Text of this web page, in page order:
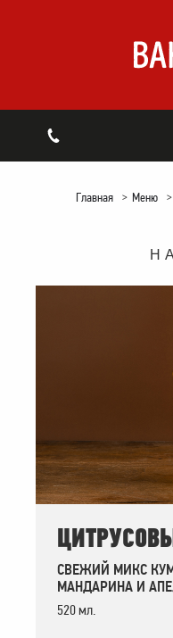
Главная > Меню >
СВЕЖИЙ МИКС
МАНДАРИНА И
520 мл.